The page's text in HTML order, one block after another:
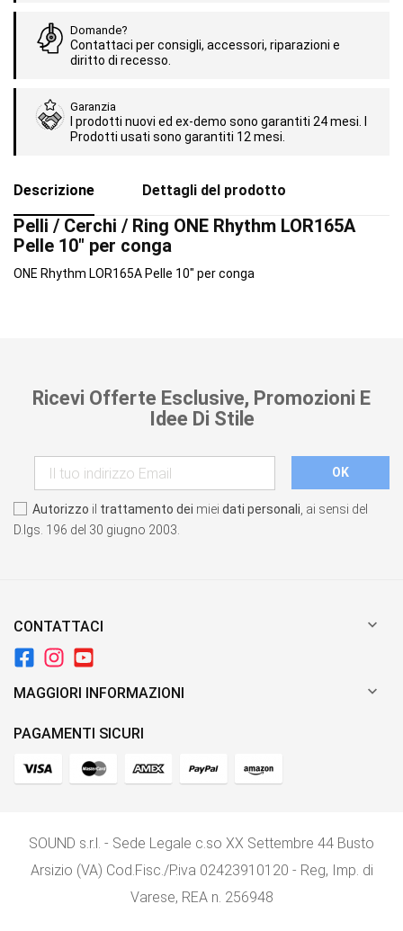
Domande?
Contattaci per consigli, accessori, riparazioni e
diritto di recesso.
Garanzia
I prodotti nuovi ed ex-demo sono garantiti 24 mesi. I
Prodotti usati sono garantiti 12 mesi.
Descrizione Dettagli del prodotto
Pelli / Cerchi / Ring ONE Rhythm LOR165A
Pelle 10" per conga
ONE Rhythm LOR165A Pelle 10" per conga
Ricevi Offerte Esclusive, Promozioni E
Idee Di Stile
Autorizzo il trattamento dei miei dati personali , ai sensi del
D.lgs. 196 del 30 giugno 2003.
CONTATTACI 
MAGGIORI INFORMAZIONI 
PAGAMENTI SICURI
SOUND s.r.l. - Sede Legale c.so XX Settembre 44 Busto
Arsizio (VA) Cod.Fisc./P.iva 02423910120 - Reg, Imp. di
Varese, REA n. 256948